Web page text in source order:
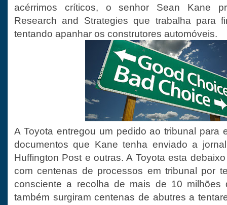
acérrimos críticos, o senhor Sean Kane
Research and Strategies que trabalha para
tentando apanhar os construtores automóveis.
A Toyota entregou um pedido ao tribunal para
documentos que Kane tenha enviado a
Huffington Post e outras. A Toyota esta
com centenas de processos em tribunal por
consciente a recolha de mais de 10 milhões
também surgiram centenas de abutres a